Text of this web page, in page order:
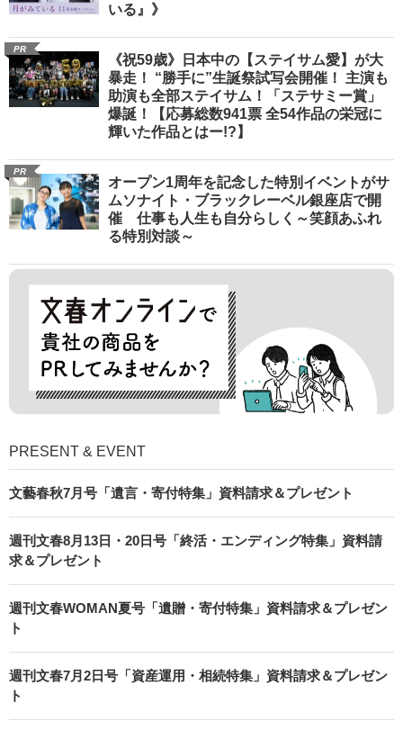
いる』》
PR
《祝59歳》日本中の【ステイサム愛】が大
暴走！ “勝手に”生誕祭試写会開催！ 主演も
助演も全部ステイサム！「ステサミー賞」
爆誕！【応募総数941票 全54作品の栄冠に
輝いた作品とはー!?】
PR
オープン1周年を記念した特別イベントがサ
ムソナイト・ブラックレーベル銀座店で開
催 仕事も人生も自分らしく～笑顔あふれ
る特別対談～
PRESENT & EVENT
文藝春秋7月号「遺言・寄付特集」資料請求＆プレゼント
週刊文春8月13日・20日号「終活・エンディング特集」資料請
求＆プレゼント
週刊文春WOMAN夏号「遺贈・寄付特集」資料請求＆プレゼン
ト
週刊文春7月2日号「資産運用・相続特集」資料請求＆プレゼン
ト